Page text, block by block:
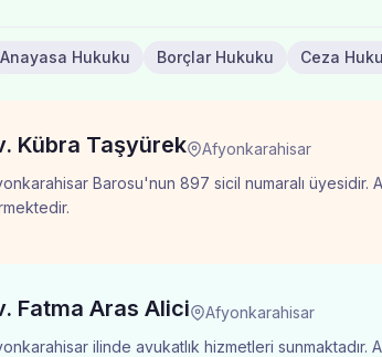
Anayasa Hukuku Borçlar Hukuku Ceza
Kübra Taşyürek
Afyonkarahisar
Barosu'nun 897 sicil numaralı üyesidir.
Fatma Aras Alici
Afyonkarahisar
ilinde avukatlık hizmetleri sunmaktadır.